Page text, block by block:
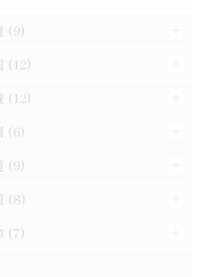
(9)
其人に在り
富貴観
義
らず
(12)
を持て
す
べきか
を根絶すべし
(12)
時
如何
元気
郷隆盛
(6)
師に譲らず
札
み
悪意
(9)
実業道なり
戻
を以て交はるべし
(8)
ものに非ず
失
(7)
み